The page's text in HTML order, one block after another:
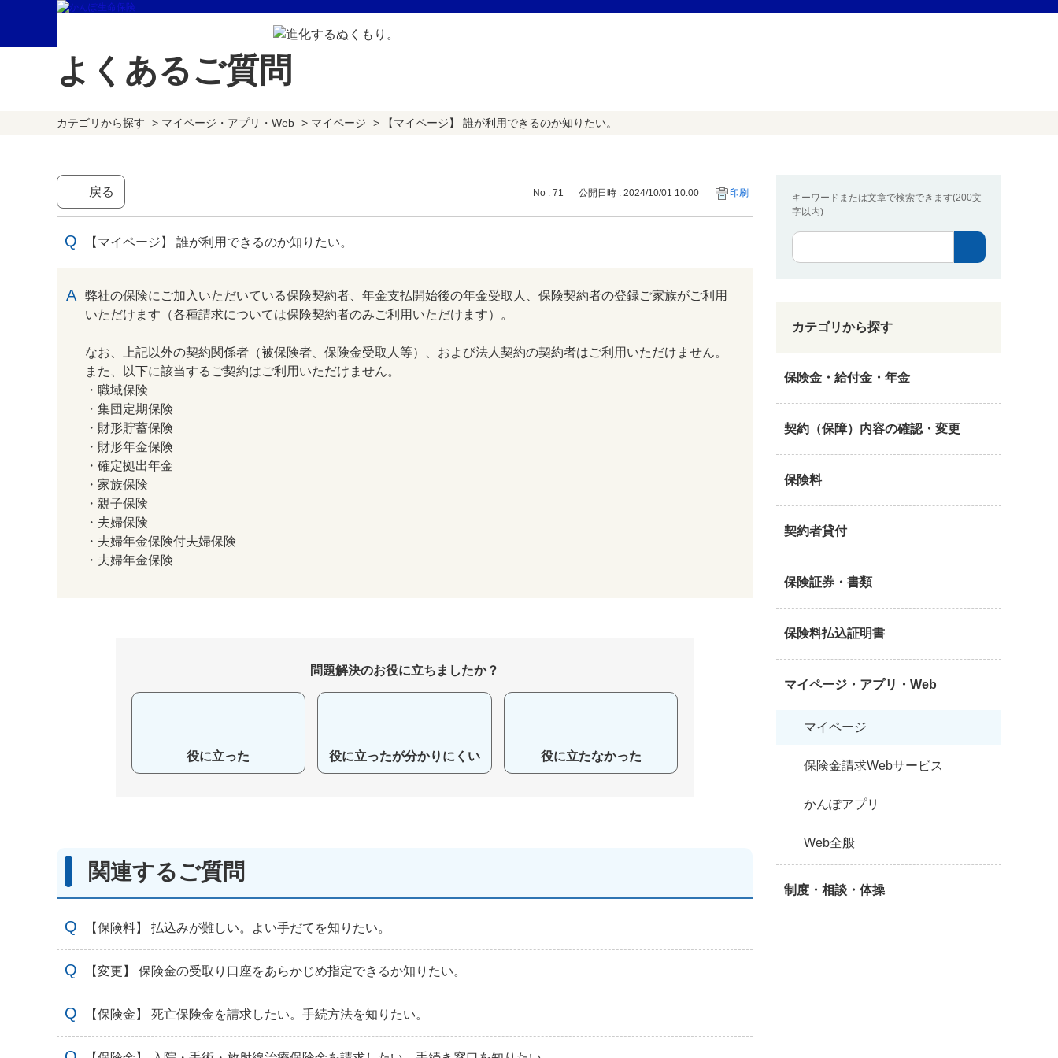
よくあるご質問
カテゴリから探す > マイページ・アプリ・Web > マイページ > 【マイページ】 誰が利用できるのか知りたい。
キーワードまたは文章で検索できます(200文
字以内)
カテゴリから探す
保険金・給付金・年金
契約（保障）内容の確認・変更
保険料
契約者貸付
保険証券・書類
保険料払込証明書
マイページ・アプリ・Web
マイページ
保険金請求Webサービス
かんぽアプリ
Web全般
制度・相談・体操
戻る No : 71 公開日時 : 2024/10/01 10:00 印刷
【マイページ】 誰が利用できるのか知りたい。
弊社の保険にご加入いただいている保険契約者、年金支払開始後の年金受取人、保険契約者の登録ご家族がご利用
いただけます（各種請求については保険契約者のみご利用いただけます）。
なお、上記以外の契約関係者（被保険者、保険金受取人等）、および法人契約の契約者はご利用いただけません。
また、以下に該当するご契約はご利用いただけません。
・職域保険
・集団定期保険
・財形貯蓄保険
・財形年金保険
・確定拠出年金
・家族保険
・親子保険
・夫婦保険
・夫婦年金保険付夫婦保険
・夫婦年金保険
問題解決のお役に立ちましたか？
役に立った 役に立ったが分かりにくい 役に立たなかった
関連するご質問
【保険料】 払込みが難しい。よい手だてを知りたい。
【変更】 保険金の受取り口座をあらかじめ指定できるか知りたい。
【保険金】 死亡保険金を請求したい。手続方法を知りたい。